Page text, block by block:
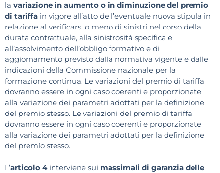
la variazione in aumento o in diminuzione del premio
di tariffa in vigore all’atto dell’eventuale nuova stipula in
relazione al verificarsi o meno di sinistri nel corso della
durata contrattuale, alla sinistrosità specifica e
all’assolvimento dell’obbligo formativo e di
aggiornamento previsto dalla normativa vigente e dalle
indicazioni della Commissione nazionale per la
formazione continua. Le variazioni del premio di tariffa
dovranno essere in ogni caso coerenti e proporzionate
alla variazione dei parametri adottati per la definizione
del premio stesso. Le variazioni del premio di tariffa
dovranno essere in ogni caso coerenti e proporzionate
alla variazione dei parametri adottati per la definizione
del premio stesso.
L’articolo 4interviene sui massimali di garanzia delle